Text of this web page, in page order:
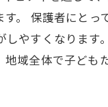
。 保護者にとっ
やすくなりま
域全体で子ど